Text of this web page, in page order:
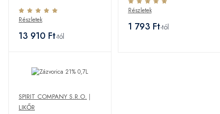
Exclusive) 38% 0,7L
Részletek
13 910 Ft-tól
Részletek
1 793 Ft-tól
SPIRIT COMPANY S.R.O. |
LIKŐR